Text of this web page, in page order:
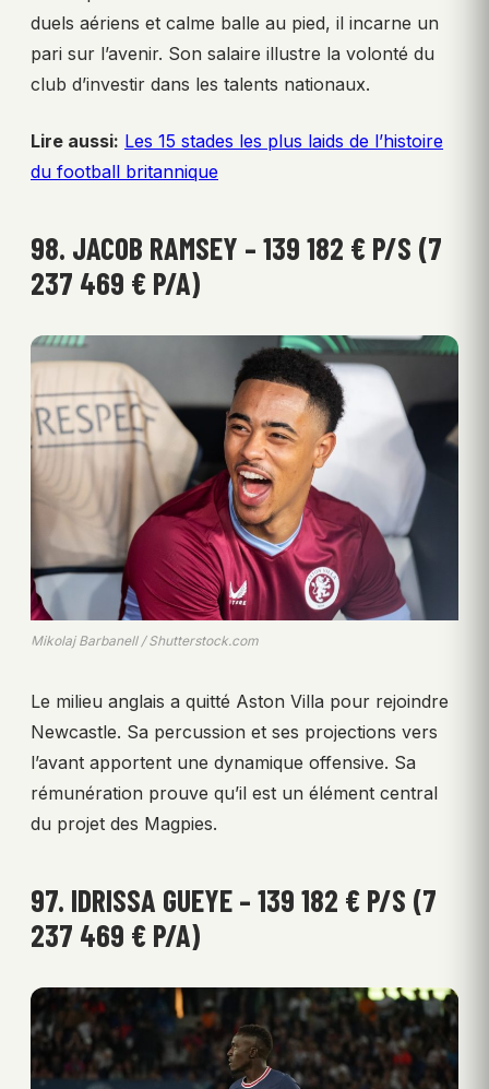
duels aériens et calme balle au pied, il incarne un
pari sur l’avenir. Son salaire illustre la volonté du
club d’investir dans les talents nationaux.
Lire aussi: Les 15 stades les plus laids de l’histoire
du football britannique
98. JACOB RAMSEY – 139 182 € P/S (7
237 469 € P/A)
Mikolaj Barbanell / Shutterstock.com
Le milieu anglais a quitté Aston Villa pour rejoindre
Newcastle. Sa percussion et ses projections vers
l’avant apportent une dynamique offensive. Sa
rémunération prouve qu’il est un élément central
du projet des Magpies.
97. IDRISSA GUEYE – 139 182 € P/S (7
237 469 € P/A)